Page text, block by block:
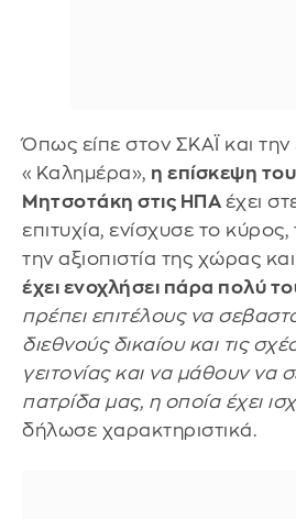
Όπως είπε στον ΣΚΑΪ και
«Καλημέρα», η επίσκεψη
Μητσοτάκη στις ΗΠΑ έχει
επιτυχία, ενίσχυσε το κύρος,
την αξιοπιστία της χώρας
έχει ενοχλήσει πάρα πολύ
πρέπει επιτέλους να
διεθνούς δικαίου και τις
γειτονίας και να μάθουν να
πατρίδα μας, η οποία έχει
δήλωσε χαρακτηριστικά.